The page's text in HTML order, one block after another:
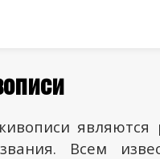
являются
Всем